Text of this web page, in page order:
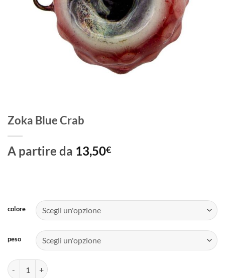
Zoka Blue Crab
A partire da 13,50€
colore
peso
Zoka Blue Crab quantità